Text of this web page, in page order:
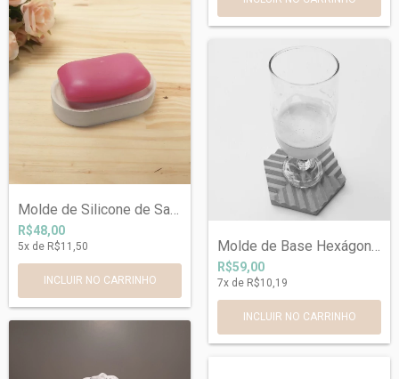
Molde de Silicone de Saboneteira Oval Re...
R$48,00
5x de R$11,50 Molde de Base Hexágono com Textura Ref 6...
R$59,00
7x de R$10,19